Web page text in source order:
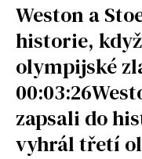
Weston a
historie,
olympijské
zapsali do
vyhrál třetí